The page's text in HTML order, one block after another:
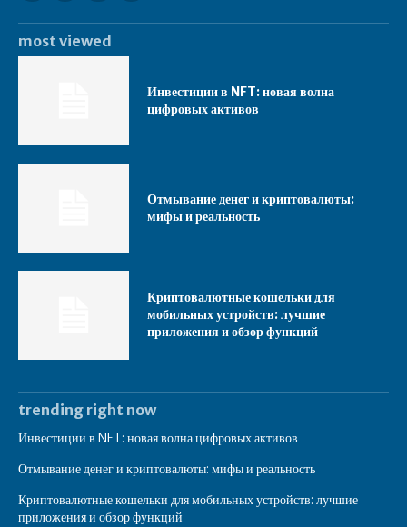
most viewed
Инвестиции в NFT: новая волна
цифровых активов
Отмывание денег и криптовалюты:
мифы и реальность
Криптовалютные кошельки для
мобильных устройств: лучшие
приложения и обзор функций
trending right now
Инвестиции в NFT: новая волна цифровых активов
Отмывание денег и криптовалюты: мифы и реальность
Криптовалютные кошельки для мобильных устройств: лучшие
приложения и обзор функций